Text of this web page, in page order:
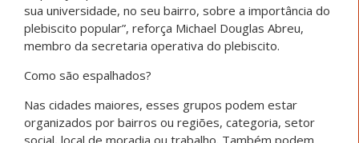
sua universidade, no seu bairro, sobre a importância do
plebiscito popular”, reforça Michael Douglas Abreu,
membro da secretaria operativa do plebiscito.
Como são espalhados?
Nas cidades maiores, esses grupos podem estar
organizados por bairros ou regiões, categoria, setor